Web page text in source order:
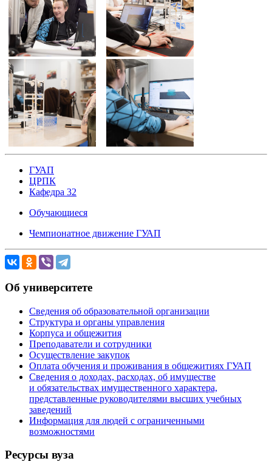
ГУАП
ЦРПК
Кафедра 32
Обучающиеся
Чемпионатное движение ГУАП
Об университете
Сведения об образовательной организации
Структура и органы управления
Корпуса и общежития
Преподаватели и сотрудники
Осуществление закупок
Оплата обучения и проживания в общежитиях ГУАП
Сведения о доходах, расходах, об имуществе
и обязательствах имущественного характера,
представленные руководителями высших учебных
заведений
Информация для людей с ограниченными
возможностями
Ресурсы вуза